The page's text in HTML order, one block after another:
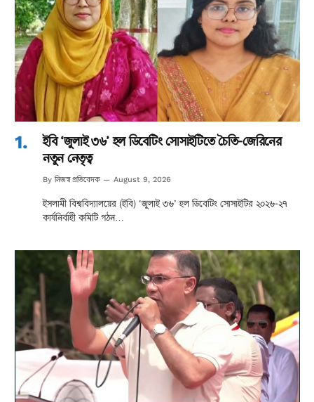
ইবি ‘জুলাই ৩৬’ হল ডিবেটিং সোসাইটিতে চৈতি-জেরিনের
নতুন নেতৃত্ব
By নিজস্ব প্রতিবেদক August 9, 2026
ইসলামী বিশ্ববিদ্যালয়ের (ইবি) ‘জুলাই ৩৬’ হল ডিবেটিং সোসাইটির ২০২৬-২৭
কার্যনির্বাহী কমিটি গঠন…